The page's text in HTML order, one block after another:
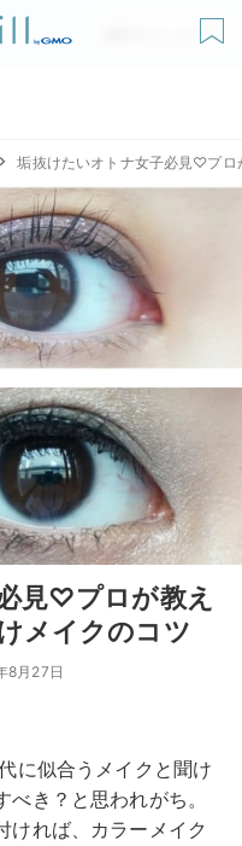
無料ダウンロード
垢抜けたいオトナ女子必見♡プロ
見♡プロが教え
メイクのコツ
8月27日
に似合うメイクと聞け
き？と思われがち。
ければ、カラーメイク